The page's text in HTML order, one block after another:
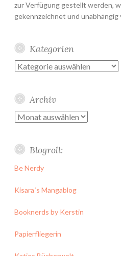
zur Verfügung gestellt werden,
gekennzeichnet und
Kategorien
Kategorien
Archiv
Archiv
Blogroll:
Be Nerdy
Kisara´s Mangablog
Booknerds by Kerstin
Papierfliegerin